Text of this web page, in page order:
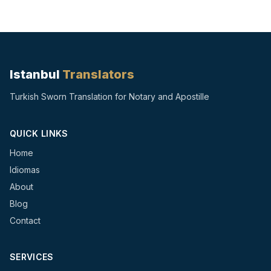
Istanbul Translators
Turkish Sworn Translation for Notary and Apostille
QUICK LINKS
Home
Idiomas
About
Blog
Contact
SERVICES